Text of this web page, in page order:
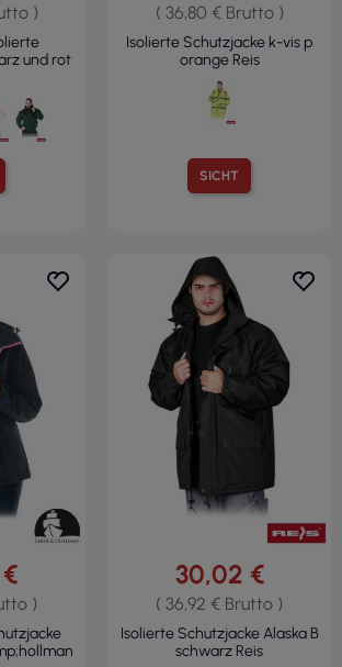
)
und rot
SICHT
( 36,80 € Brutto )
Isolierte Schutzjacke k-vis p
orange Reis
)
30,02 €
( 36,92 € Brutto )
Isolierte Schutzjacke Alaska B
schwarz Reis